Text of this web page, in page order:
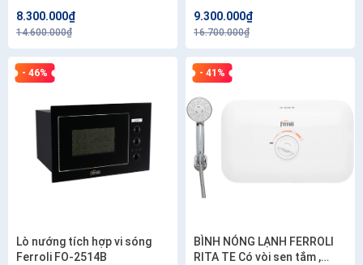
8.300.000₫
14.600.000₫
9.300.000₫
16.700.000₫
- 46%
Lò nướng tích hợp vi sóng
Ferroli FO-2514B
- 41%
BÌNH NÓNG LẠNH FERROLI
RITA TE Có vòi sen tắm ,